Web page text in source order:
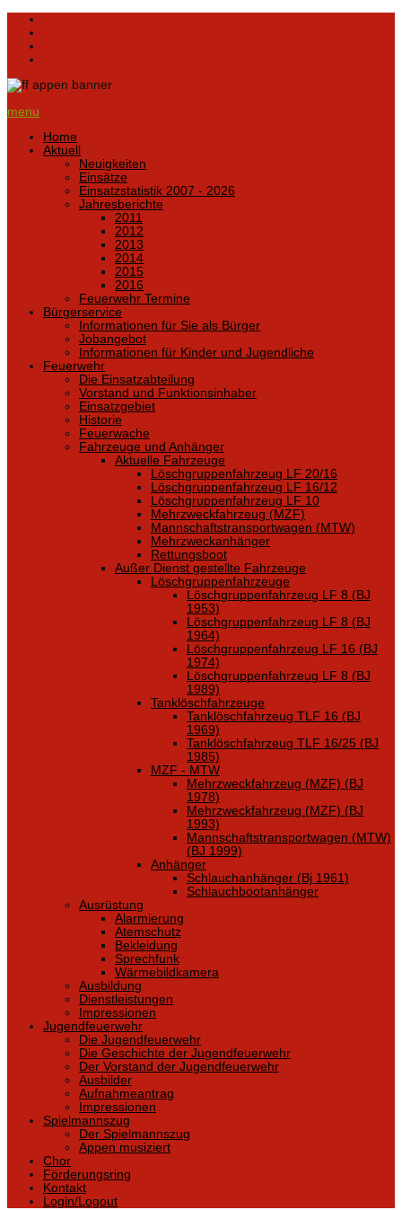
menu
Home
Aktuell
Neuigkeiten
Einsätze
Einsatzstatistik 2007 - 2026
Jahresberichte
2011
2012
2013
2014
2015
2016
Feuerwehr Termine
Bürgerservice
Informationen für Sie als Bürger
Jobangebot
Informationen für Kinder und Jugendliche
Feuerwehr
Die Einsatzabteilung
Vorstand und Funktionsinhaber
Einsatzgebiet
Historie
Feuerwache
Fahrzeuge und Anhänger
Aktuelle Fahrzeuge
Löschgruppenfahrzeug LF 20/16
Löschgruppenfahrzeug LF 16/12
Löschgruppenfahrzeug LF 10
Mehrzweckfahrzeug (MZF)
Mannschaftstransportwagen (MTW)
Mehrzweckanhänger
Rettungsboot
Außer Dienst gestellte Fahrzeuge
Löschgruppenfahrzeuge
Löschgruppenfahrzeug LF 8 (BJ
1953)
Löschgruppenfahrzeug LF 8 (BJ
1964)
Löschgruppenfahrzeug LF 16 (BJ
1974)
Löschgruppenfahrzeug LF 8 (BJ
1989)
Tanklöschfahrzeuge
Tanklöschfahrzeug TLF 16 (BJ
1969)
Tanklöschfahrzeug TLF 16/25 (BJ
1985)
MZF - MTW
Mehrzweckfahrzeug (MZF) (BJ
1978)
Mehrzweckfahrzeug (MZF) (BJ
1993)
Mannschaftstransportwagen (MTW)
(BJ 1999)
Anhänger
Schlauchanhänger (Bj 1961)
Schlauchbootanhänger
Ausrüstung
Alarmierung
Atemschutz
Bekleidung
Sprechfunk
Wärmebildkamera
Ausbildung
Dienstleistungen
Impressionen
Jugendfeuerwehr
Die Jugendfeuerwehr
Die Geschichte der Jugendfeuerwehr
Der Vorstand der Jugendfeuerwehr
Ausbilder
Aufnahmeantrag
Impressionen
Spielmannszug
Der Spielmannszug
Appen musiziert
Chor
Förderungsring
Kontakt
Login/Logout